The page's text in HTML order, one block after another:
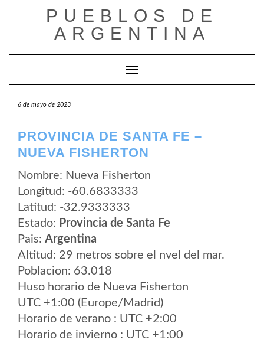
PUEBLOS DE
ARGENTINA
Cambiar modo de navegación
6 de mayo de 2023
PROVINCIA DE SANTA FE –
NUEVA FISHERTON
Nombre: Nueva Fisherton
Longitud: -60.6833333
Latitud: -32.9333333
Estado: Provincia de Santa Fe
Pais: Argentina
Altitud: 29 metros sobre el nvel del mar.
Poblacion: 63.018
Huso horario de Nueva Fisherton
UTC +1:00 (Europe/Madrid)
Horario de verano : UTC +2:00
Horario de invierno : UTC +1:00